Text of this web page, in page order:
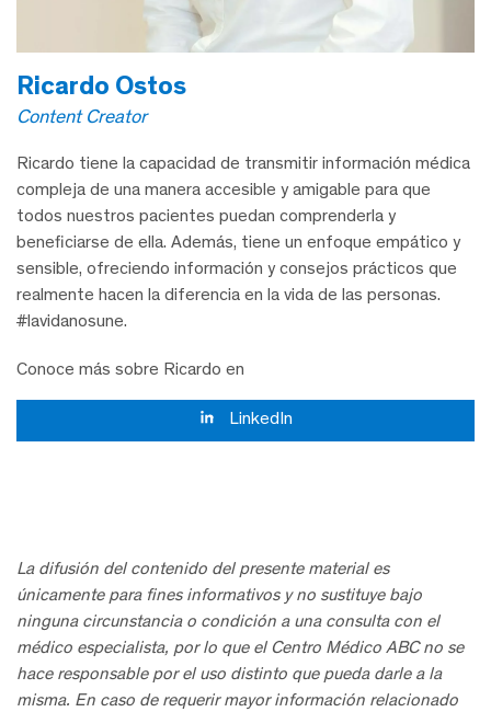
Ricardo Ostos
Content Creator
Ricardo tiene la capacidad de transmitir información médica
compleja de una manera accesible y amigable para que
todos nuestros pacientes puedan comprenderla y
beneficiarse de ella. Además, tiene un enfoque empático y
sensible, ofreciendo información y consejos prácticos que
realmente hacen la diferencia en la vida de las personas.
#lavidanosune.
Conoce más sobre Ricardo en
LinkedIn
La difusión del contenido del presente material es
únicamente para fines informativos y no sustituye bajo
ninguna circunstancia o condición a una consulta con el
médico especialista, por lo que el Centro Médico ABC no se
hace responsable por el uso distinto que pueda darle a la
misma. En caso de requerir mayor información relacionado